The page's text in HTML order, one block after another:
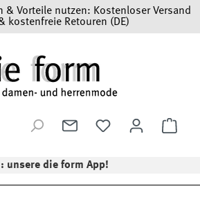
& Vorteile nutzen: Kostenloser Versand
kostenfreie Retouren (DE)
unsere die form App!